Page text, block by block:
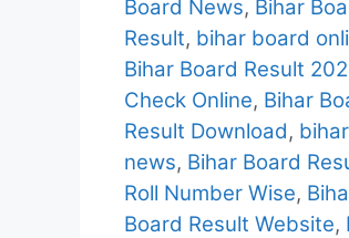
Board News, Bihar
Result, bihar board
Bihar Board Result
Check Online, Bihar
Result Download,
news, Bihar Board
Roll Number Wise,
Board Result Website,